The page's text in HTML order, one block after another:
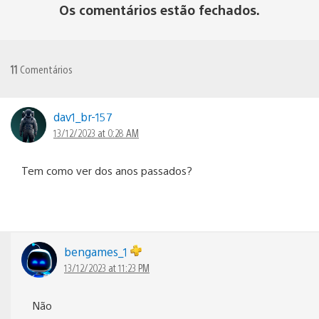
Os comentários estão fechados.
11 Comentários
dav1_br-157
13/12/2023 at 0:28 AM
Tem como ver dos anos passados?
bengames_1
13/12/2023 at 11:23 PM
Não